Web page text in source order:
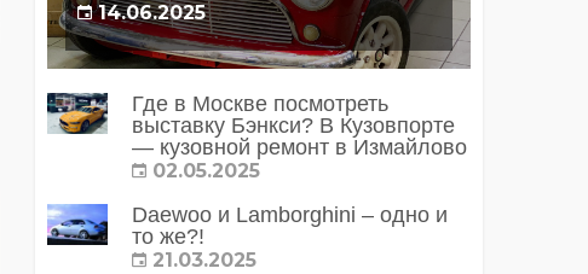
14.06.2025
Где в Москве посмотреть
выставку Бэнкси? В Кузовпорте
— кузовной ремонт в Измайлово
02.05.2025
Daewoo и Lamborghini – одно и
то же?!
21.03.2025